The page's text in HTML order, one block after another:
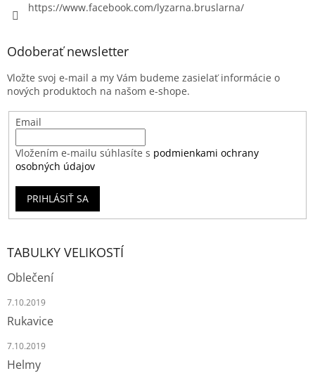
https://www.facebook.com/lyzarna.bruslarna/
Odoberať newsletter
Vložte svoj e-mail a my Vám budeme zasielať informácie o
nových produktoch na našom e-shope.
Email
Vložením e-mailu súhlasíte s podmienkami ochrany
osobných údajov
PRIHLÁSIŤ SA
TABULKY VELIKOSTÍ
Oblečení
7.10.2019
Rukavice
7.10.2019
Helmy